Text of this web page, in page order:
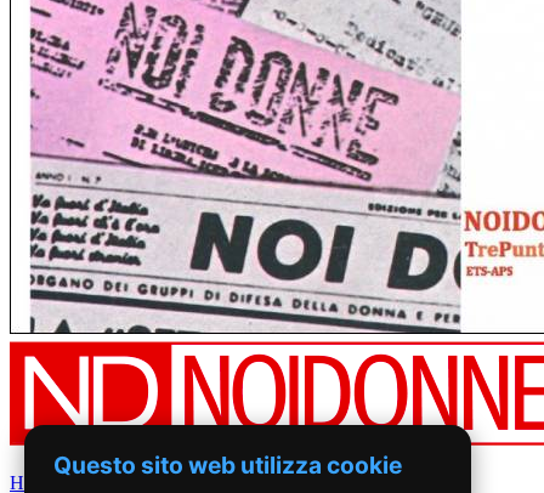
Home
Questo sito web utilizza cookie